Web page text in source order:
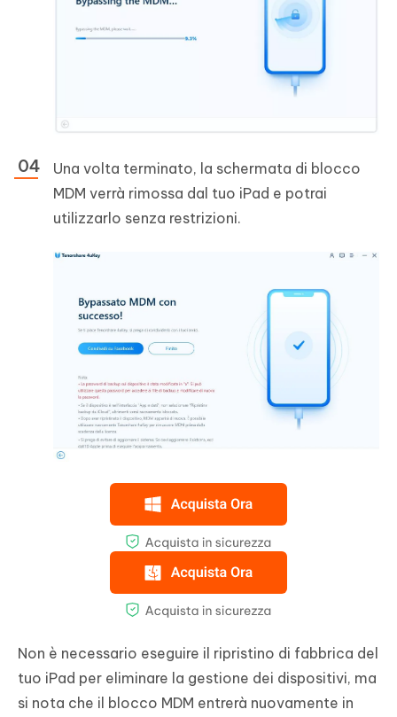
Una volta terminato, la schermata di blocco
MDM verrà rimossa dal tuo iPad e potrai
utilizzarlo senza restrizioni.
Non è necessario eseguire il ripristino di fabbrica del
tuo iPad per eliminare la gestione dei dispositivi, ma
si nota che il blocco MDM entrerà nuovamente in